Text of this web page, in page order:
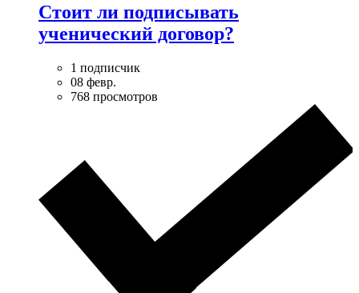
Стоит ли подписывать
ученический договор?
1 подписчик
08 февр.
768 просмотров